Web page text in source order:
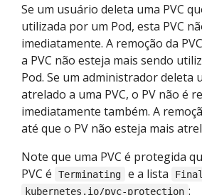
Se um usuário deleta uma PVC
utilizada por um Pod, esta PVC
imediatamente. A remoção da
a PVC não esteja mais sendo
Pod. Se um administrador deleta
atrelado a uma PVC, o PV não é
imediatamente também. A
até que o PV não esteja mais
Note que uma PVC é protegida
PVC é
Terminating e a lista
kubernetes.io/pvc-protection :